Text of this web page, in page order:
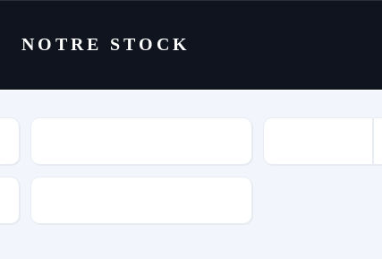
NOTRE STOCK